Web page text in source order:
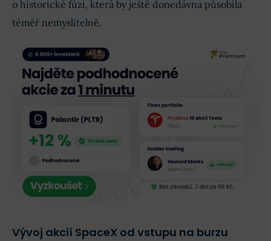
o historické fúzi, která by ještě donedávna působila
téměř nemyslitelně.
Vývoj akcií SpaceX od vstupu na burzu